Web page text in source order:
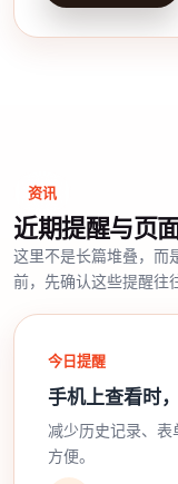
资讯
近期提醒与页
这里不是长篇堆叠，而
前，先确认这些提醒往
今日提醒
手机上查看时
减少历史记录、
方便。